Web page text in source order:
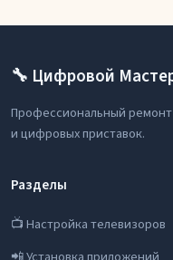
🔧 Цифровой
Профессиональный
и цифровых приставок.
Разделы
📺 Настройка телевизоров